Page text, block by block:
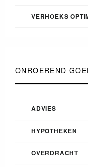
VERHOEKS
ONROEREND
ADVIES
HYPOTHEKEN
OVERDRACHT